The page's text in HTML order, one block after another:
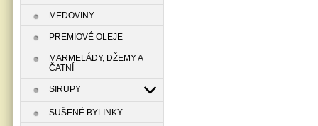
MEDOVINY
PREMIOVÉ OLEJE
MARMELÁDY, DŽEMY A
ČATNÍ
SIRUPY
SUŠENÉ BYLINKY